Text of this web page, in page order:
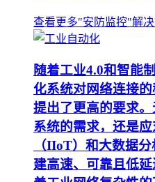
查看更多"安防监控"解
随着工业4.0和智能
化系统对网络连接
提出了更高的要求
系统的需求，还是
（IIoT）和大数据
建高速、可靠且低